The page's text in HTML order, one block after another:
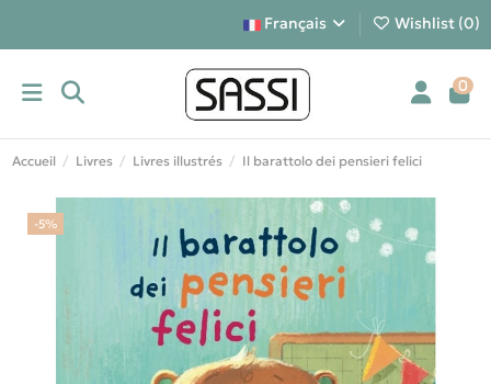
Français Wishlist (0)
0
Accueil Livres Livres illustrés Il barattolo dei pensieri felici
-5%